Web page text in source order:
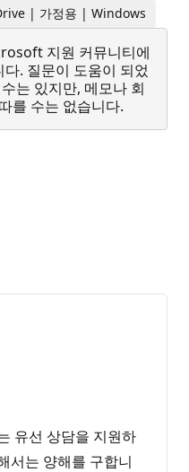
| 가정용 | Windows
지원 커뮤니티에
. 질문이 도움이 되었
는 있지만, 메모나 회
를 수는 없습니다.
유선 상담을 지원하
서는 양해를 구합니